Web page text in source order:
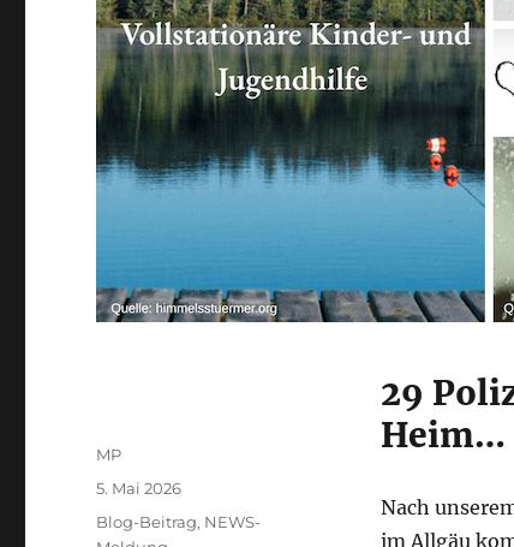
29
Heim…
Nach
im Allgäu
Autor
MP
Veröffentlicht
am
5. Mai 2026
Kategorien
Blog-Beitrag, NEWS-